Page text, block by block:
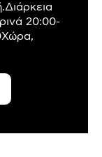
20:00-